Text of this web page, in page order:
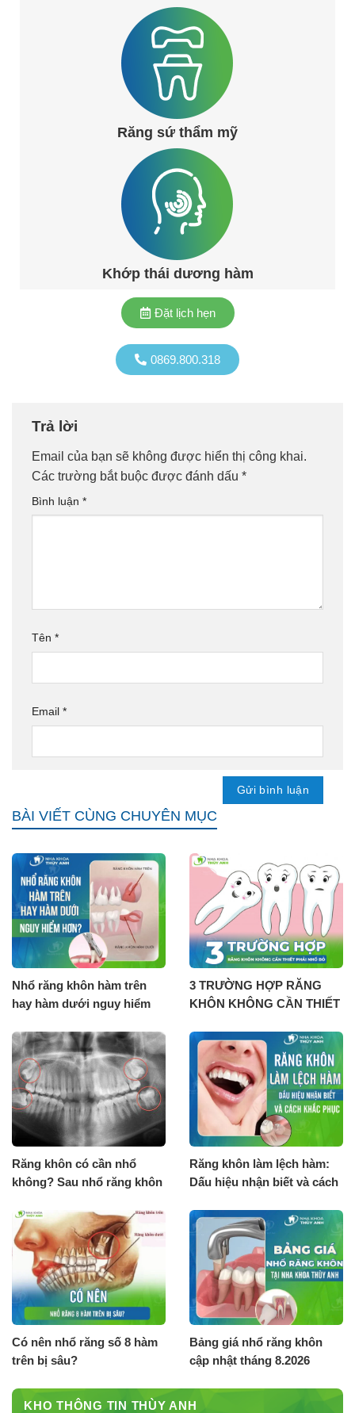
Răng sứ thẩm mỹ
Khớp thái dương hàm
0869.800.318
Đặt lịch hẹn
Trả lời
Email của bạn sẽ không được hiển thị công khai.
Các trường bắt buộc được đánh dấu *
Bình luận *
Tên *
Email *
BÀI VIẾT CÙNG CHUYÊN MỤC
Nhổ răng khôn hàm trên
hay hàm dưới nguy hiểm
3 TRƯỜNG HỢP RĂNG
KHÔN KHÔNG CẦN THIẾT
Răng khôn có cần nhổ
không? Sau nhổ răng khôn
Răng khôn làm lệch hàm:
Dấu hiệu nhận biết và cách
Có nên nhổ răng số 8 hàm
trên bị sâu?
Bảng giá nhổ răng khôn
cập nhật tháng 8.2026
KHO THÔNG TIN THÙY ANH